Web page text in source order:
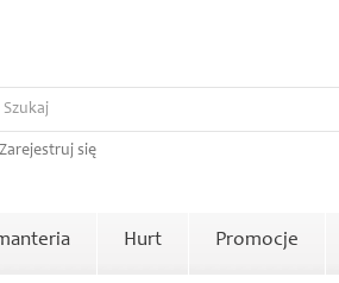
Zarejestruj się
Hurt Promocje